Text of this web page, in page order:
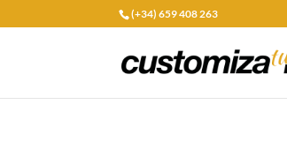
(+34) 659 408 263